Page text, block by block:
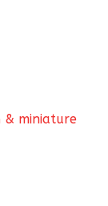
& miniature